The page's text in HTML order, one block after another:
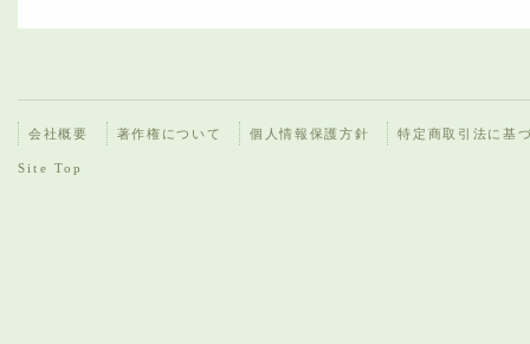
会社概要 著作権について 個人情報保護方針 特定商取引法に基
Site Top